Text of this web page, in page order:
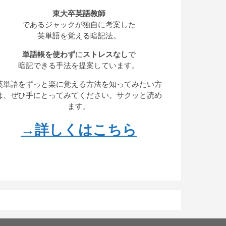
東大卒英語教師
であるジャックが独自に考案した
英単語を覚える暗記法。
単語帳を使わずに ストレスなしで
暗記できる手法を提案しています。
単語をずっと楽に覚える方法を知ってみたい方
、ぜひ手にとってみてください。サクッと読め
ます。
→詳しくはこちら